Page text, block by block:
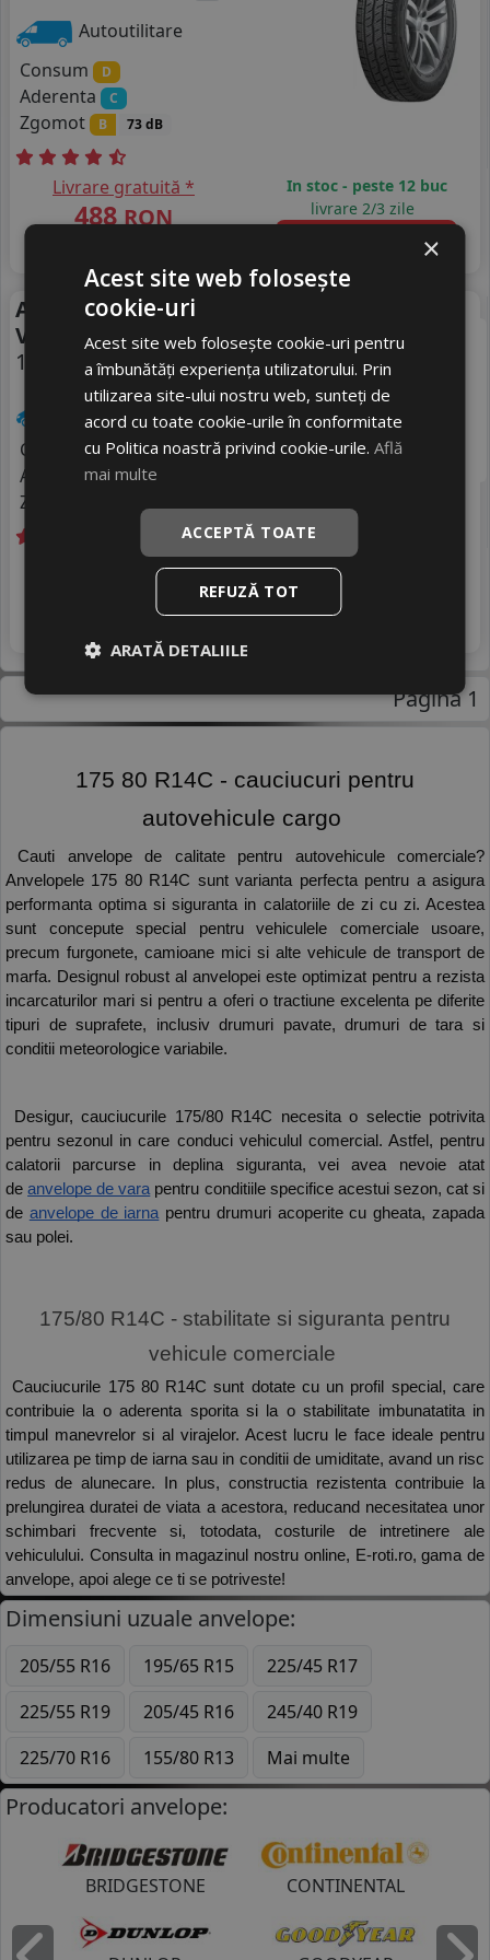
Autoutilitare
Consum
D
Aderenta C
Zgomot B 73 dB
Livrare gratuită *
488RON
In stoc - peste 12 buc
livrare 2/3 zile
Adauga in cos
Anvelope vara Hankook
Vantra Transit Ra58c
175/80 R14C 99Q DOT 25
Autoutilitare
Consum
D
Aderenta B
Zgomot
Livrare gratuită *
In stoc - peste 12 buc
4 Adauga in cos
Pagina 1
175 80 R14C - cauciucuri pentru
autovehicule cargo
Cauti anvelope de calitate pentru autovehicule comerciale?
Anvelopele 175 80 R14C sunt varianta perfecta pentru a asigura
performanta optima si siguranta in calatoriile de zi cu zi. Acestea
sunt concepute special pentru vehiculele comerciale usoare,
precum furgonete, camioane mici si alte vehicule de transport de
marfa. Designul robust al anvelopei este optimizat pentru a rezista
incarcaturilor mari si pentru a oferi o tractiune excelenta pe diferite
tipuri de suprafete, inclusiv drumuri pavate, drumuri de tara si
conditii meteorologice variabile.
Desigur, cauciucurile 175/80 R14C necesita o selectie potrivita
pentru sezonul in care conduci vehiculul comercial. Astfel, pentru
calatorii parcurse in deplina siguranta, vei avea nevoie atat
de anvelope de vara pentru conditiile specifice acestui sezon, cat si
de anvelope de iarna pentru drumuri acoperite cu gheata, zapada
sau polei.
175/80 R14C - stabilitate si siguranta pentru
vehicule comerciale
Cauciucurile 175 80 R14C sunt dotate cu un profil special, care
contribuie la o aderenta sporita si la o stabilitate imbunatatita in
timpul manevrelor si al virajelor. Acest lucru le face ideale pentru
utilizarea pe timp de iarna sau in conditii de umiditate, avand un risc
redus de alunecare. In plus, constructia rezistenta contribuie la
prelungirea duratei de viata a acestora, reducand necesitatea unor
schimbari frecvente si, totodata, costurile de intretinere ale
vehiculului. Consulta in magazinul nostru online, E-roti.ro, gama de
anvelope, apoi alege ce ti se potriveste!
Dimensiuni uzuale anvelope:
205/55 R16 195/65 R15
225/45 R17
225/55 R19
205/45 R16
245/40 R19
225/70 R16
155/80 R13 Mai multe
Producatori anvelope:
BRIDGESTONE CONTINENTAL
×
Acest site web folosește
cookie-uri
Acest site web folosește cookie-uri pentru
a îmbunătăți experiența utilizatorului. Prin
utilizarea site-ului nostru web, sunteți de
acord cu toate cookie-urile în conformitate
cu Politica noastră privind cookie-urile.Află
mai multe
ACCEPTĂ TOATE
REFUZĂ TOT
ARATĂ DETALIILE